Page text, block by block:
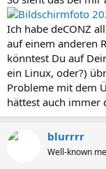
Ich habe deCONZ
auf einem anderen
könntest Du auf
ein Linux, oder?)
Probleme mit dem
hättest auch immer
blurrrr
Well-known